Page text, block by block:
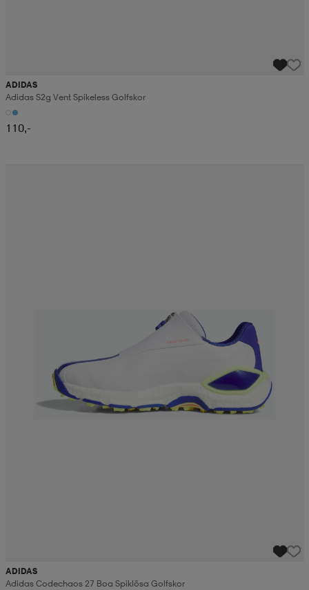
ADIDAS
Adidas S2g Vent Spikeless Golfskor
110,-
ADIDAS
Adidas Codechaos 27 Boa Spiklösa Golfskor